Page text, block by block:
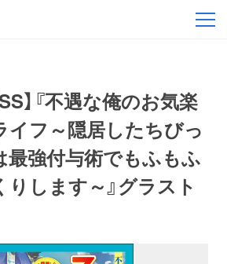
】『不遇な俺のお気楽
イフ～隠居したちびっ
最強付与術でもふもふ
します～』グラスト